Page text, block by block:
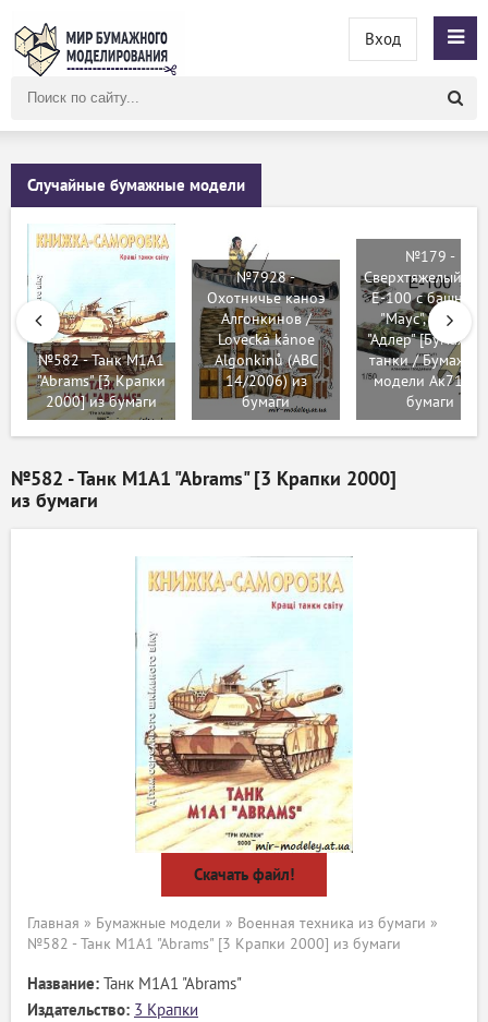
сайту
Вход
Случайные бумажные модели
№582 - Танк M1A1
"Abrams" [3 Крапки
2000] из бумаги
№7928 -
Охотничье каноэ
Алгонкинов /
Lovecká kánoe
Algonkinů (ABC
14/2006) из
бумаги
№179 -
Сверхтяжелый
E-100 с башнями
"Маус", "Крупп",
"Адлер"
танки /
модели Ак71] из
бумаги
№582 - Танк M1A1 "Abrams" [3 Крапки 2000]
из бумаги
Скачать файл!
Главная » Бумажные модели » Военная техника из бумаги »
№582 - Танк M1A1 "Abrams" [3 Крапки 2000] из бумаги
Название: Танк M1A1 "Abrams"
Издательство: 3 Крапки